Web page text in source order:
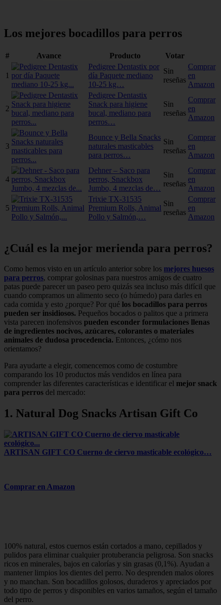
Los mejores bocadillos para perros
# Avance Producto Votar
1
Pedigree Dentastix por
día Paquete mediano
10-25 kg…
Sin
reseñas
Comprar
en
Amazon
2
Pedigree Dentastix
Snack para higiene
bucal, mediano para
perros…
Sin
reseñas
Comprar
en
Amazon
3
Bounce y Bella Snacks
naturales masticables
para perros…
Sin
reseñas
Comprar
en
Amazon
4
Dehner – Saco para
perros, Snackbox
Jumbo, 4 mezclas de…
Sin
reseñas
Comprar
en
Amazon
5
Trixie TX-31535
Premium Rolls, Animal
Pollo y Salmón,…
Sin
reseñas
Comprar
en
Amazon
¿Cuál es la mejor merienda para perros?
Como hemos visto en un artículo anterior sobre los mejores huesos
para perros, comprar golosinas para nuestros amigos de cuatro
patas puede parecer un paseo pero quizás sea incluso más difícil que
cuando compramos un alimento seco (o húmedo) para darles en
cada comida y esto ¿porque? Por qué los bocadillos para perros
pueden ser insidiosos. Pequeños bocados o palitos que a primera
vista parecen inofensivos pueden esconder formulaciones llenas
de ingredientes nocivos, azúcares, colorantes o materiales
animales de dudosa procedencia. Entonces, ¿cómo nos
orientamos?
Para ayudarte a elegir, comencemos como de costumbre
comparando los 10 productos más vendidos en línea para
comprender las diferentes características e identificar el mejor snack
para perros del mercado:
1. Natural Dog Snacks Artisan Gift Co
ARTISAN GIFT CO Cuerno de ciervo masticable ecológico…
Comprar en Amazon
100% natural, estos cuernos están cortados a mano, cepillados y
pulidos para eliminar cualquier protuberancia peligrosa. Son snacks
ricos en minerales, bajos en calorías y sin grasas (0,1%). Ayudan a
mantener limpios los dientes del perro. No desprenden malos olores
y no manchan. Son bocadillos golosos, duraderos y apreciados por
todo tipo de perros y disponibles en varios tamaños, según el tamaño
del perro.